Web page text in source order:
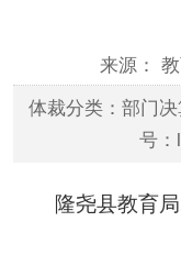
来源：
体裁分类：部门
号：
隆尧县教育